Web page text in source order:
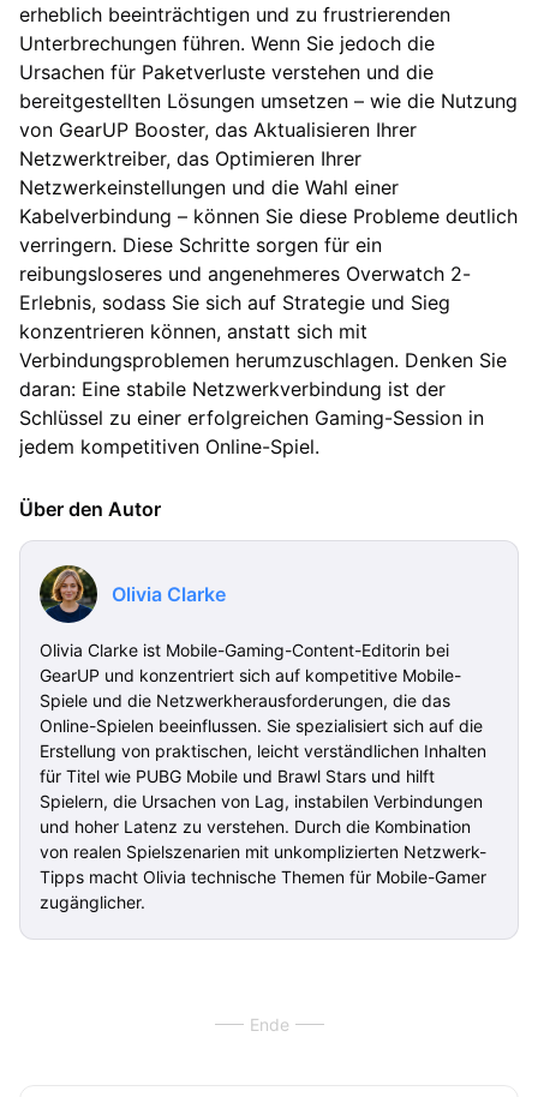
erheblich beeinträchtigen und zu frustrierenden
Unterbrechungen führen. Wenn Sie jedoch die
Ursachen für Paketverluste verstehen und die
bereitgestellten Lösungen umsetzen – wie die Nutzung
von GearUP Booster, das Aktualisieren Ihrer
Netzwerktreiber, das Optimieren Ihrer
Netzwerkeinstellungen und die Wahl einer
Kabelverbindung – können Sie diese Probleme deutlich
verringern. Diese Schritte sorgen für ein
reibungsloseres und angenehmeres Overwatch 2-
Erlebnis, sodass Sie sich auf Strategie und Sieg
konzentrieren können, anstatt sich mit
Verbindungsproblemen herumzuschlagen. Denken Sie
daran: Eine stabile Netzwerkverbindung ist der
Schlüssel zu einer erfolgreichen Gaming-Session in
jedem kompetitiven Online-Spiel.
Über den Autor
Olivia Clarke
Olivia Clarke ist Mobile-Gaming-Content-Editorin bei
GearUP und konzentriert sich auf kompetitive Mobile-
Spiele und die Netzwerkherausforderungen, die das
Online-Spielen beeinflussen. Sie spezialisiert sich auf die
Erstellung von praktischen, leicht verständlichen Inhalten
für Titel wie PUBG Mobile und Brawl Stars und hilft
Spielern, die Ursachen von Lag, instabilen Verbindungen
und hoher Latenz zu verstehen. Durch die Kombination
von realen Spielszenarien mit unkomplizierten Netzwerk-
Tipps macht Olivia technische Themen für Mobile-Gamer
zugänglicher.
Ende